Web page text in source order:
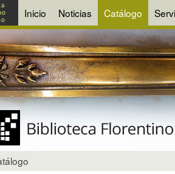
Inicio Noticias Catálogo